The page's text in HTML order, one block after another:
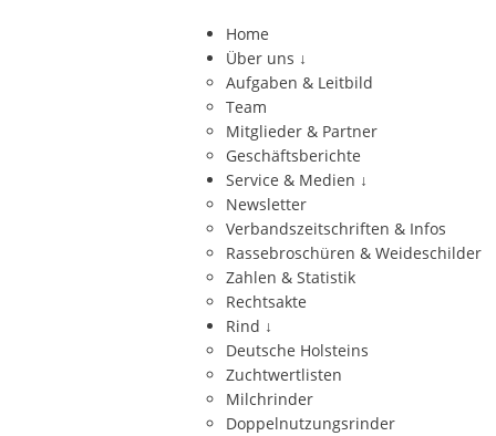
Home
Über uns ↓
Aufgaben & Leitbild
Team
Mitglieder & Partner
Geschäftsberichte
Service & Medien ↓
Newsletter
Verbandszeitschriften & Infos
Rassebroschüren & Weideschilder
Zahlen & Statistik
Rechtsakte
Rind ↓
Deutsche Holsteins
Zuchtwertlisten
Milchrinder
Doppelnutzungsrinder